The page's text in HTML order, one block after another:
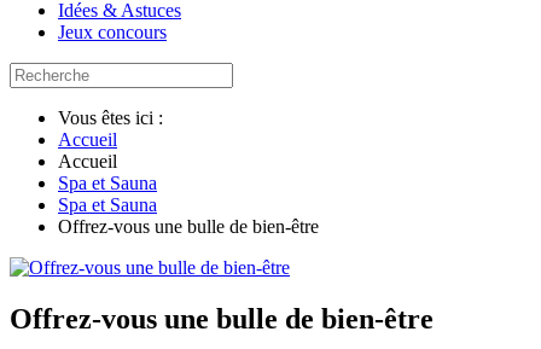
Idées & Astuces
Jeux concours
Vous êtes ici :
Accueil
Accueil
Spa et Sauna
Spa et Sauna
Offrez-vous une bulle de bien-être
Offrez-vous une bulle de bien-être